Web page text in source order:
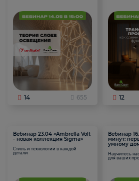
14 655 12
Вебинар 23.04 «Ambrella Volt
- новая коллекция Sigma»
Стиль и технологии в каждой
детали
Вебинар
минут:
умному
Научитесь
для ваших